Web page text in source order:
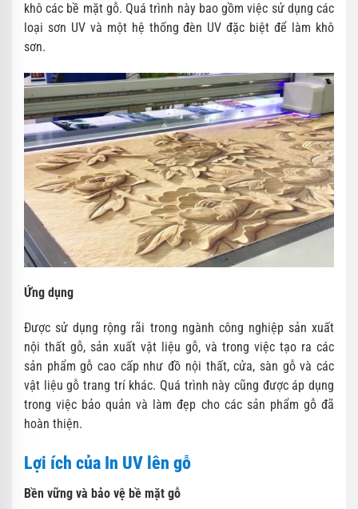
khô các bề mặt gỗ. Quá trình này bao gồm việc sử dụng các
loại sơn UV và một hệ thống đèn UV đặc biệt để làm khô
sơn.
Ứng dụng
Được sử dụng rộng rãi trong ngành công nghiệp sản xuất
nội thất gỗ, sản xuất vật liệu gỗ, và trong việc tạo ra các
sản phẩm gỗ cao cấp như đồ nội thất, cửa, sàn gỗ và các
vật liệu gỗ trang trí khác. Quá trình này cũng được áp dụng
trong việc bảo quản và làm đẹp cho các sản phẩm gỗ đã
hoàn thiện.
Lợi ích của In UV lên gỗ
Bền vững và bảo vệ bề mặt gỗ